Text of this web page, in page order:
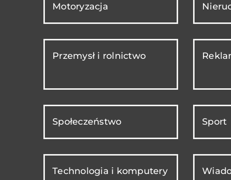
Motoryzacja
Przemysł i rolnictwo
Społeczeństwo Sport
Technologia i komputery